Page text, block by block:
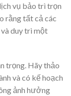
vụ bảo trì trọn
rằng tất cả các
duy trì một
trọng. Hãy thảo
và có kế hoạch
ảnh hưởng